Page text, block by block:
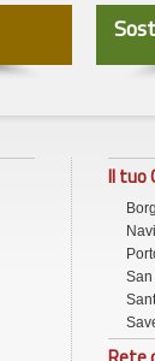
Il tuo